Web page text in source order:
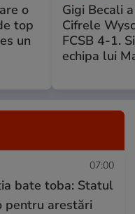
o
top
un
Gigi Becali
Cifrele
FCSB 4-1.
echipa lui
07:00
bate toba: Statul
pentru arestări